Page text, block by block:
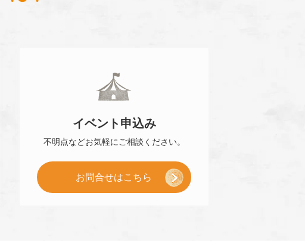
イベント 申込み
不明点などお気軽に ご相談ください。
お問合せはこちら